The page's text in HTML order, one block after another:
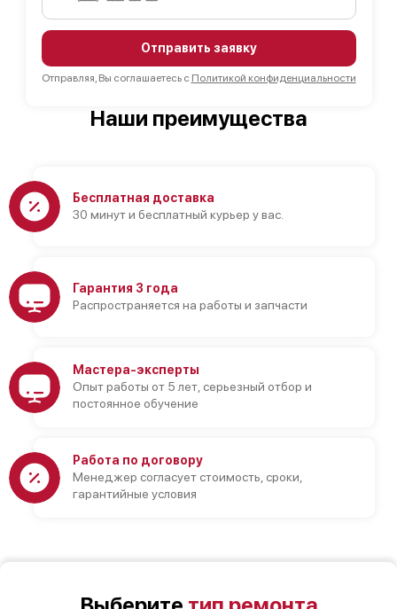
Отправить заявку
Отправляя, Вы соглашаетесь с Политикой конфиденциальности
Наши преимущества
Бесплатная доставка
30 минут и бесплатный курьер у вас.
Гарантия 3 года
Распространяется на работы и запчасти
Мастера-эксперты
Опыт работы от 5 лет, серьезный отбор и
постоянное обучение
Работа по договору
Менеджер согласует стоимость, сроки,
гарантийные условия